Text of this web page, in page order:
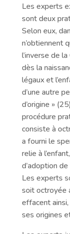
Les experts
sont deux
Selon eux,
n’obtiennent
l’inverse de
dès la
légaux et
d’une autre
d’origine »
procédure
consiste à
a fourni le
relie à
d’adoption
Les experts
soit octroyée
effacent
ses origines